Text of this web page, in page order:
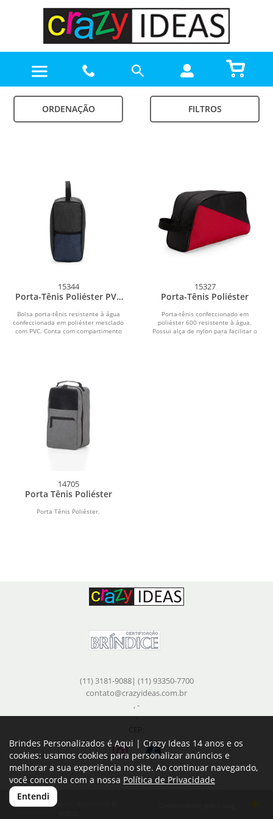
ORDENAÇÃO FILTROS
15344
Porta-Tênis Poliéster PVC
Bolsa porta-tênis resistente à água
confeccionada em poliéster mesclado
com PVC. Conta com compartimento
15327
Porta-Tênis Poliéster
Porta-tênis confeccionado em
poliéster 600 resistente à água.
Possui alça de nylon para facilitar o
14705
Porta Tênis Poliéster
Porta Tênis Poliéster.
(11) 3181-9088| (11) 93350-7700
contato@crazyideas.com.br
, -
-
Todos os direitos reservados ©
Brindes Personalizados é Aqui | Crazy Ideas 14 anos e os
cookies: usamos cookies para personalizar anúncios e
melhorar a sua experiência no site. Ao continuar navegando,
você concorda com a nossa Política de Privacidade
Entendi